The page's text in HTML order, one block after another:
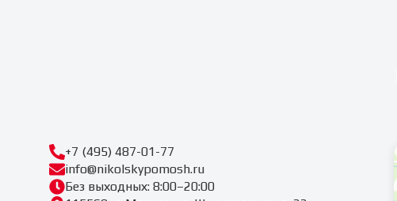
+7 (495) 487-01-77
info@nikolskypomosh.ru
Без выходных: 8:00–20:00